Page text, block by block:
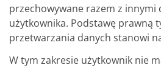
przechowywane razem z innymi
użytkownika. Podstawę prawną
przetwarzania danych stanowi
W tym zakresie użytkownik nie